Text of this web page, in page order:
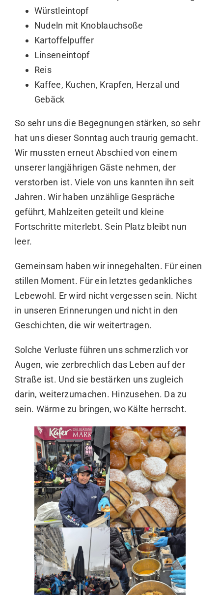
Würstleintopf
Nudeln mit Knoblauchsoße
Kartoffelpuffer
Linseneintopf
Reis
Kaffee, Kuchen, Krapfen, Herzal und
Gebäck
So sehr uns die Begegnungen stärken, so sehr
hat uns dieser Sonntag auch traurig gemacht.
Wir mussten erneut Abschied von einem
unserer langjährigen Gäste nehmen, der
verstorben ist. Viele von uns kannten ihn seit
Jahren. Wir haben unzählige Gespräche
geführt, Mahlzeiten geteilt und kleine
Fortschritte miterlebt. Sein Platz bleibt nun
leer.
Gemeinsam haben wir innegehalten. Für einen
stillen Moment. Für ein letztes gedankliches
Lebewohl. Er wird nicht vergessen sein. Nicht
in unseren Erinnerungen und nicht in den
Geschichten, die wir weitertragen.
Solche Verluste führen uns schmerzlich vor
Augen, wie zerbrechlich das Leben auf der
Straße ist. Und sie bestärken uns zugleich
darin, weiterzumachen. Hinzusehen. Da zu
sein. Wärme zu bringen, wo Kälte herrscht.